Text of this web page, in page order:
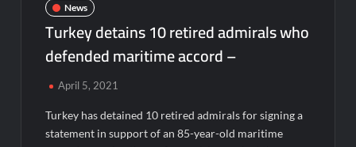
News
Turkey detains 10 retired admirals who
defended maritime accord –
April 5, 2021
Turkey has detained 10 retired admirals for signing a
statement in support of an 85-year-old maritime